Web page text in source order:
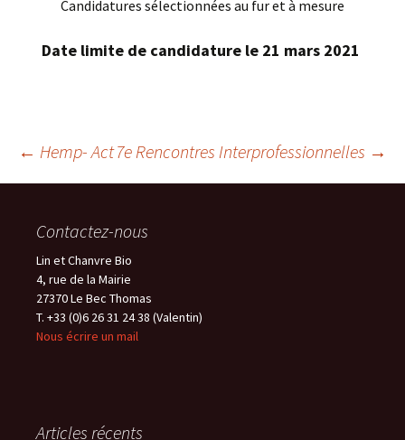
Candidatures sélectionnées au fur et à mesure
Date limite de candidature le 21 mars 2021
Navigation
des
articles
← Hemp- Act7e Rencontres Interprofessionnelles →
Contactez-nous
Lin et Chanvre Bio
4, rue de la Mairie
27370 Le Bec Thomas
T. +33 (0)6 26 31 24 38 (Valentin)
Nous écrire un mail
Articles récents